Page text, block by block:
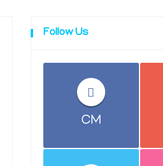
Follow Us
CM